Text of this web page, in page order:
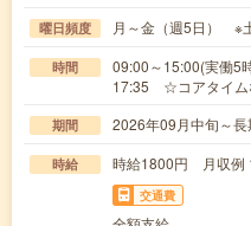
曜日頻度 月～金（週5日） ※
時間
09:00～15:00(実働5
17:35 ☆コアタイ
期間 2026年09月中旬～
時給 時給1800円 月収例
交通費